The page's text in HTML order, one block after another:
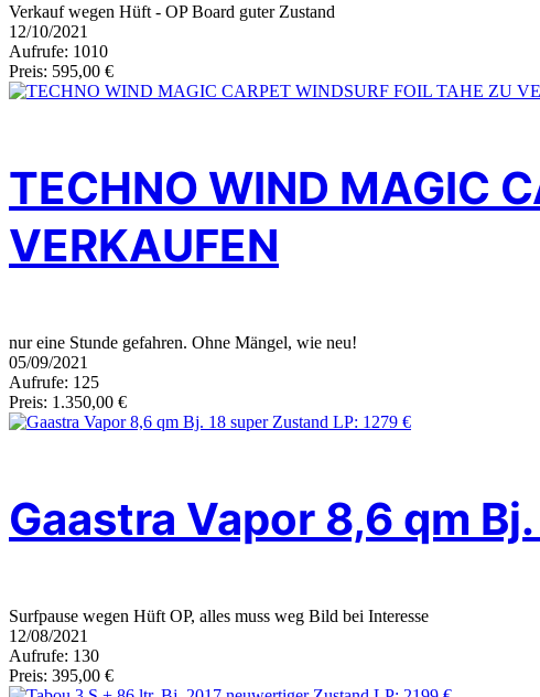
Verkauf wegen Hüft - OP Board guter Zustand
12/10/2021
Aufrufe: 1010
Preis: 595,00 €
TECHNO WIND MAGIC
VERKAUFEN
nur eine Stunde gefahren. Ohne Mängel, wie neu!
05/09/2021
Aufrufe: 125
Preis: 1.350,00 €
Gaastra Vapor 8,6 qm
Surfpause wegen Hüft OP, alles muss weg Bild bei Interesse
12/08/2021
Aufrufe: 130
Preis: 395,00 €